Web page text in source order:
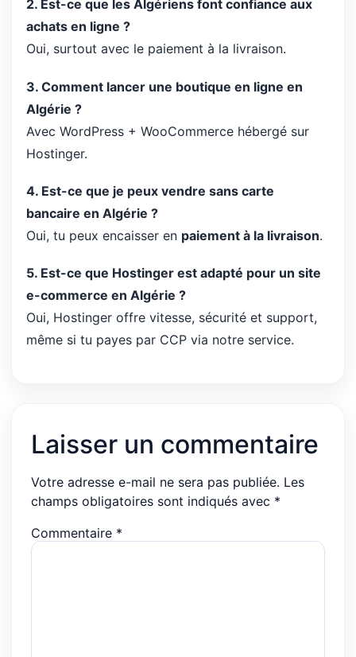
2. Est-ce que les Algériens font confiance aux
achats en ligne ?
Oui, surtout avec le paiement à la livraison.
3. Comment lancer une boutique en ligne en
Algérie ?
Avec WordPress + WooCommerce hébergé sur
Hostinger.
4. Est-ce que je peux vendre sans carte
bancaire en Algérie ?
Oui, tu peux encaisser en paiement à la livraison.
5. Est-ce que Hostinger est adapté pour un site
e-commerce en Algérie ?
Oui, Hostinger offre vitesse, sécurité et support,
même si tu payes par CCP via notre service.
Laisser un commentaire
Votre adresse e-mail ne sera pas publiée. Les
champs obligatoires sont indiqués avec *
Commentaire *